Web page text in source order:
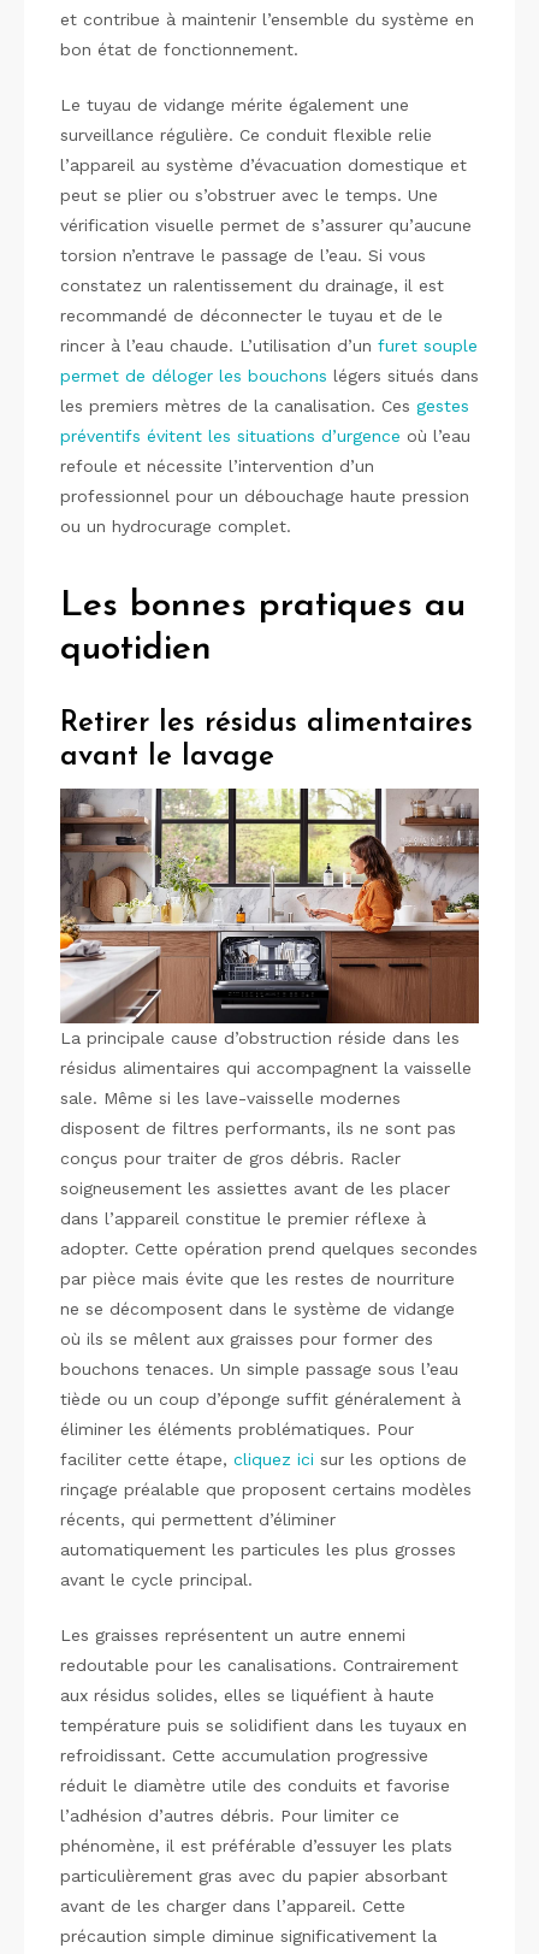
et contribue à maintenir l’ensemble du système en
bon état de fonctionnement.
Le tuyau de vidange mérite également une
surveillance régulière. Ce conduit flexible relie
l’appareil au système d’évacuation domestique et
peut se plier ou s’obstruer avec le temps. Une
vérification visuelle permet de s’assurer qu’aucune
torsion n’entrave le passage de l’eau. Si vous
constatez un ralentissement du drainage, il est
recommandé de déconnecter le tuyau et de le
rincer à l’eau chaude. L’utilisation d’un furet souple
permet de déloger les bouchons légers situés dans
les premiers mètres de la canalisation. Ces gestes
préventifs évitent les situations d’urgence où l’eau
refoule et nécessite l’intervention d’un
professionnel pour un débouchage haute pression
ou un hydrocurage complet.
Les bonnes pratiques au
quotidien
Retirer les résidus alimentaires
avant le lavage
La principale cause d’obstruction réside dans les
résidus alimentaires qui accompagnent la vaisselle
sale. Même si les lave-vaisselle modernes
disposent de filtres performants, ils ne sont pas
conçus pour traiter de gros débris. Racler
soigneusement les assiettes avant de les placer
dans l’appareil constitue le premier réflexe à
adopter. Cette opération prend quelques secondes
par pièce mais évite que les restes de nourriture
ne se décomposent dans le système de vidange
où ils se mêlent aux graisses pour former des
bouchons tenaces. Un simple passage sous l’eau
tiède ou un coup d’éponge suffit généralement à
éliminer les éléments problématiques. Pour
faciliter cette étape, cliquez ici sur les options de
rinçage préalable que proposent certains modèles
récents, qui permettent d’éliminer
automatiquement les particules les plus grosses
avant le cycle principal.
Les graisses représentent un autre ennemi
redoutable pour les canalisations. Contrairement
aux résidus solides, elles se liquéfient à haute
température puis se solidifient dans les tuyaux en
refroidissant. Cette accumulation progressive
réduit le diamètre utile des conduits et favorise
l’adhésion d’autres débris. Pour limiter ce
phénomène, il est préférable d’essuyer les plats
particulièrement gras avec du papier absorbant
avant de les charger dans l’appareil. Cette
précaution simple diminue significativement la